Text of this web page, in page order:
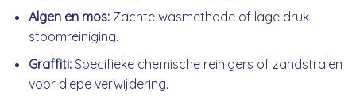
Algen en mos:Zachte wasmethode of lage druk
stoomreiniging.
Graffiti:Specifieke chemische reinigers of zandstralen
voor diepe verwijdering.